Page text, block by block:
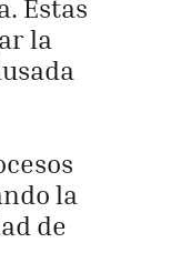
Estas
la
la
de